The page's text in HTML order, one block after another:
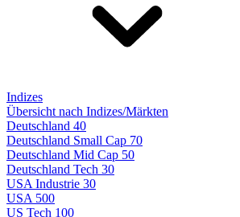
Indizes
Übersicht nach Indizes/Märkten
Deutschland 40
Deutschland Small Cap 70
Deutschland Mid Cap 50
Deutschland Tech 30
USA Industrie 30
USA 500
US Tech 100